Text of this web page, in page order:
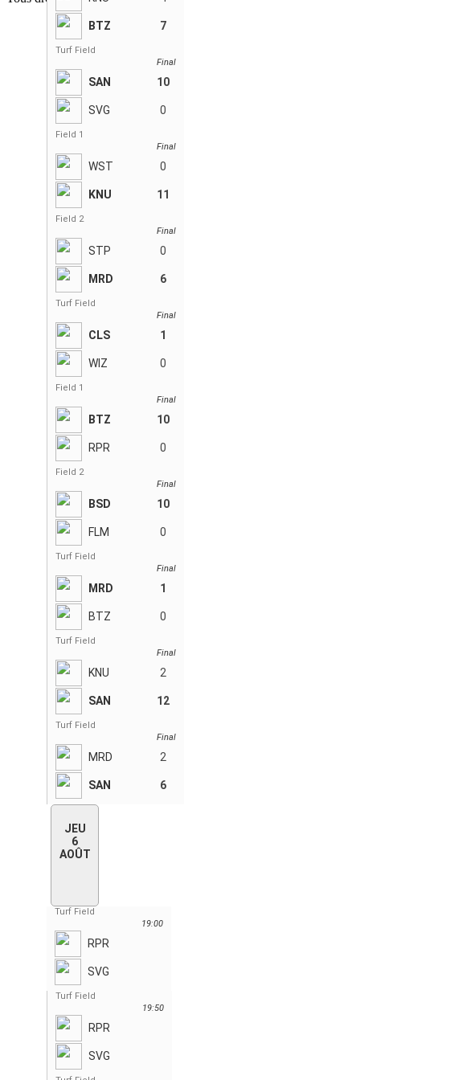
BTZ 7
Turf Field
Final
SAN 10
SVG 0
Field 1
Final
WST 0
KNU 11
Field 2
Final
STP 0
MRD 6
Turf Field
Final
CLS 1
WIZ 0
Field 1
Final
BTZ 10
RPR 0
Field 2
Final
BSD 10
FLM 0
Turf Field
Final
MRD 1
BTZ 0
Turf Field
Final
KNU 2
SAN 12
Turf Field
Final
MRD 2
SAN 6
JEU
6
AOÛT
Turf Field
19:00
RPR
SVG
Turf Field
19:50
RPR
SVG